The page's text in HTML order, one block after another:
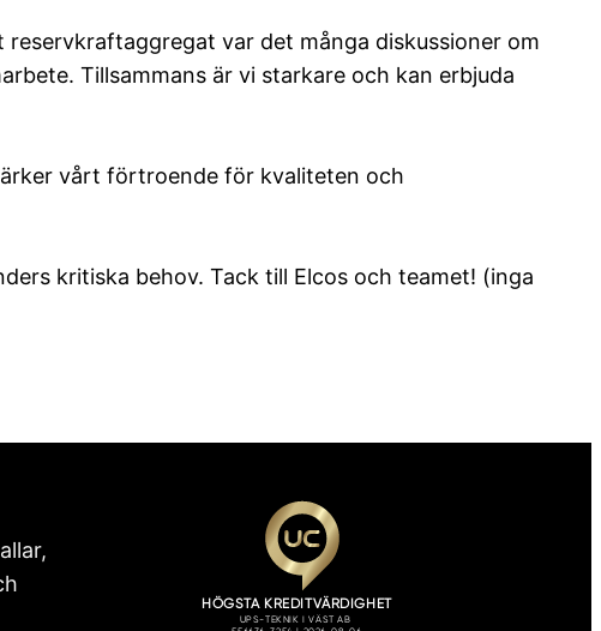
var det många diskussioner om
Tillsammans är vi starkare och kan erbjuda
vårt förtroende för kvaliteten och
kritiska behov. Tack till Elcos och teamet! (inga